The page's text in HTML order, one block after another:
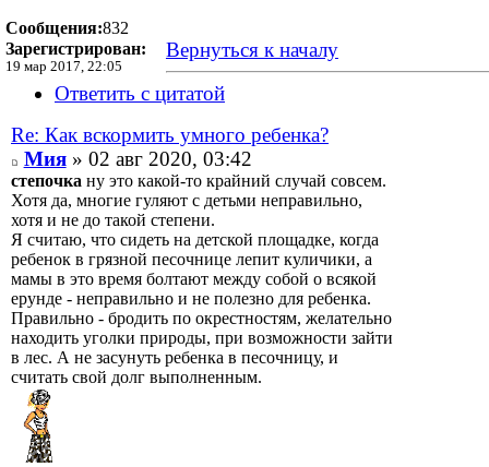
Сообщения:832
Зарегистрирован:
19 мар 2017, 22:05
Вернуться к началу
Ответить с цитатой
Re: Как вскормить умного ребенка?
Мия» 02 авг 2020, 03:42
степочка ну это какой-то крайний случай совсем.
Хотя да, многие гуляют с детьми неправильно,
хотя и не до такой степени.
Я считаю, что сидеть на детской площадке, когда
ребенок в грязной песочнице лепит куличики, а
мамы в это время болтают между собой о всякой
ерунде - неправильно и не полезно для ребенка.
Правильно - бродить по окрестностям, желательно
находить уголки природы, при возможности зайти
в лес. А не засунуть ребенка в песочницу, и
считать свой долг выполненным.